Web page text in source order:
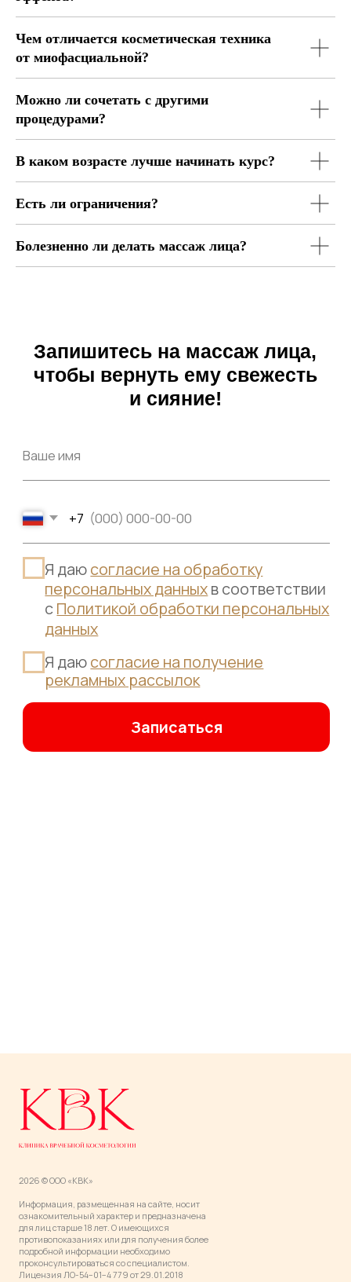
Чем отличается косметическая техника
от миофасциальной?
Можно ли сочетать с другими
процедурами?
В каком возрасте лучше начинать курс?
Есть ли ограничения?
Болезненно ли делать массаж лица?
2026 © ООО «КВК»
Информация, размещенная на сайте, носит
ознакомительный характер и предназначена
для лиц старше 18 лет. О имеющихся
противопоказаниях или для получения более
подробной информации необходимо
проконсультироваться со специалистом.
Лицензия ЛО-54−01−4 779 от 29.01.2018